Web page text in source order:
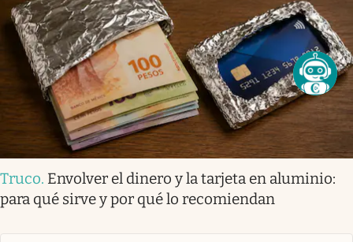
Truco. Envolver el dinero y la tarjeta en aluminio:
para qué sirve y por qué lo recomiendan